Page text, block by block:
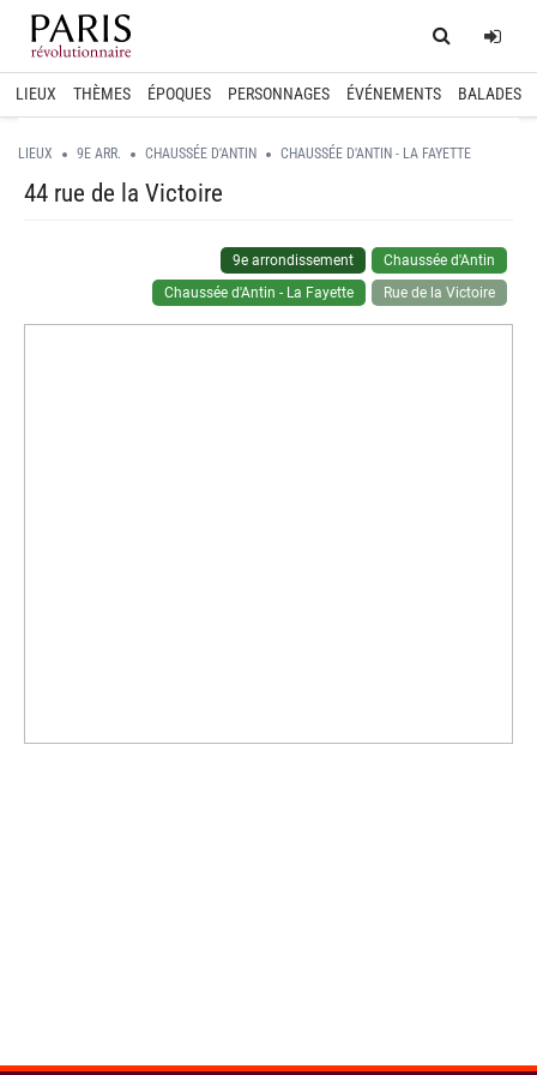
Home
LIEUX THÈMES ÉPOQUES PERSONNAGES ÉVÉNEMENTS BALADES
LIEUX 9E ARR. CHAUSSÉE D'ANTIN CHAUSSÉE D'ANTIN - LA FAYETTE
44 rue de la Victoire
9e arrondissement
Chaussée d'Antin
Chaussée d'Antin - La Fayette
Rue de la Victoire